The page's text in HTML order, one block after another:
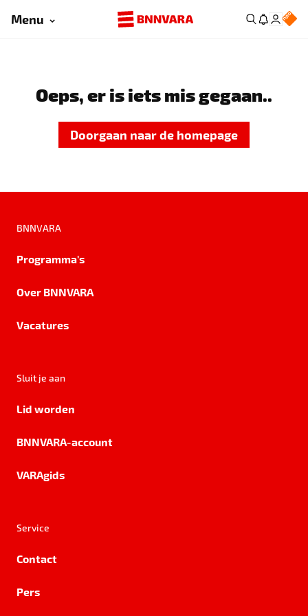
Menu
Oeps, er is iets mis gegaan..
Doorgaan naar de homepage
BNNVARA
Programma's
Over BNNVARA
Vacatures
Sluit je aan
Lid worden
BNNVARA-account
VARAgids
Service
Contact
Pers